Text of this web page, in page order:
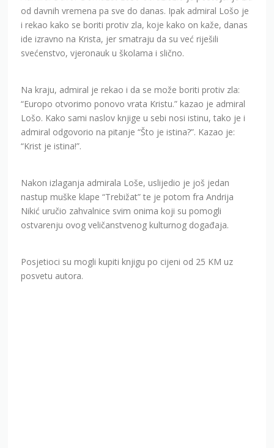
od davnih vremena pa sve do danas. Ipak admiral Lošo je
i rekao kako se boriti protiv zla, koje kako on kaže, danas
ide izravno na Krista, jer smatraju da su već riješili
svećenstvo, vjeronauk u školama i slično.
Na kraju, admiral je rekao i da se može boriti protiv zla:
“Europo otvorimo ponovo vrata Kristu.” kazao je admiral
Lošo. Kako sami naslov knjige u sebi nosi istinu, tako je i
admiral odgovorio na pitanje “Što je istina?”. Kazao je:
“Krist je istina!”.
Nakon izlaganja admirala Loše, uslijedio je još jedan
nastup muške klape “Trebižat” te je potom fra Andrija
Nikić uručio zahvalnice svim onima koji su pomogli
ostvarenju ovog veličanstvenog kulturnog događaja.
Posjetioci su mogli kupiti knjigu po cijeni od 25 KM uz
posvetu autora.